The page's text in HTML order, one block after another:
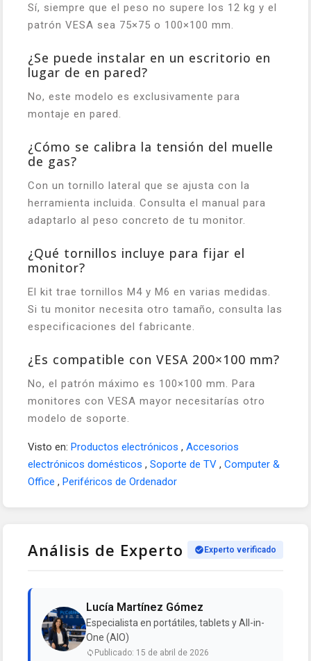
Sí, siempre que el peso no supere los 12 kg y el
patrón VESA sea 75×75 o 100×100 mm.
¿Se puede instalar en un escritorio en
lugar de en pared?
No, este modelo es exclusivamente para
montaje en pared.
¿Cómo se calibra la tensión del muelle
de gas?
Con un tornillo lateral que se ajusta con la
herramienta incluida. Consulta el manual para
adaptarlo al peso concreto de tu monitor.
¿Qué tornillos incluye para fijar el
monitor?
El kit trae tornillos M4 y M6 en varias medidas.
Si tu monitor necesita otro tamaño, consulta las
especificaciones del fabricante.
¿Es compatible con VESA 200×100 mm?
No, el patrón máximo es 100×100 mm. Para
monitores con VESA mayor necesitarías otro
modelo de soporte.
Visto en: Productos electrónicos , Accesorios
electrónicos domésticos , Soporte de TV , Computer &
Office , Periféricos de Ordenador
Análisis de Experto Experto verificado
Lucía Martínez Gómez
Especialista en portátiles, tablets y All-in-
One (AIO)
Publicado: 15 de abril de 2026